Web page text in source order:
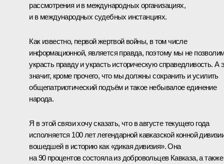
рассмотрения и в международных организациях,
и в международных судебных инстанциях.
Как известно, первой жертвой войны, в том числе
информационной, является правда, поэтому мы не
украсть правду и украсть историческую справедливость. А
значит, кроме прочего, что мы должны сохранить и усилить
общепатриотический подъём и такое небывалое единение
народа.
Я в этой связи хочу сказать, что в августе текущего года
исполняется 100 лет легендарной кавказской конной
вошедшей в историю как «дикая дивизия». Она
на 90 процентов состояла из добровольцев Кавказа, а также